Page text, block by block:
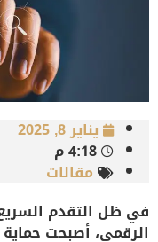
يناير 8, 2025
4:18 م
مقالات
في ظل التقدم
الرقمي، أصبحت حماية